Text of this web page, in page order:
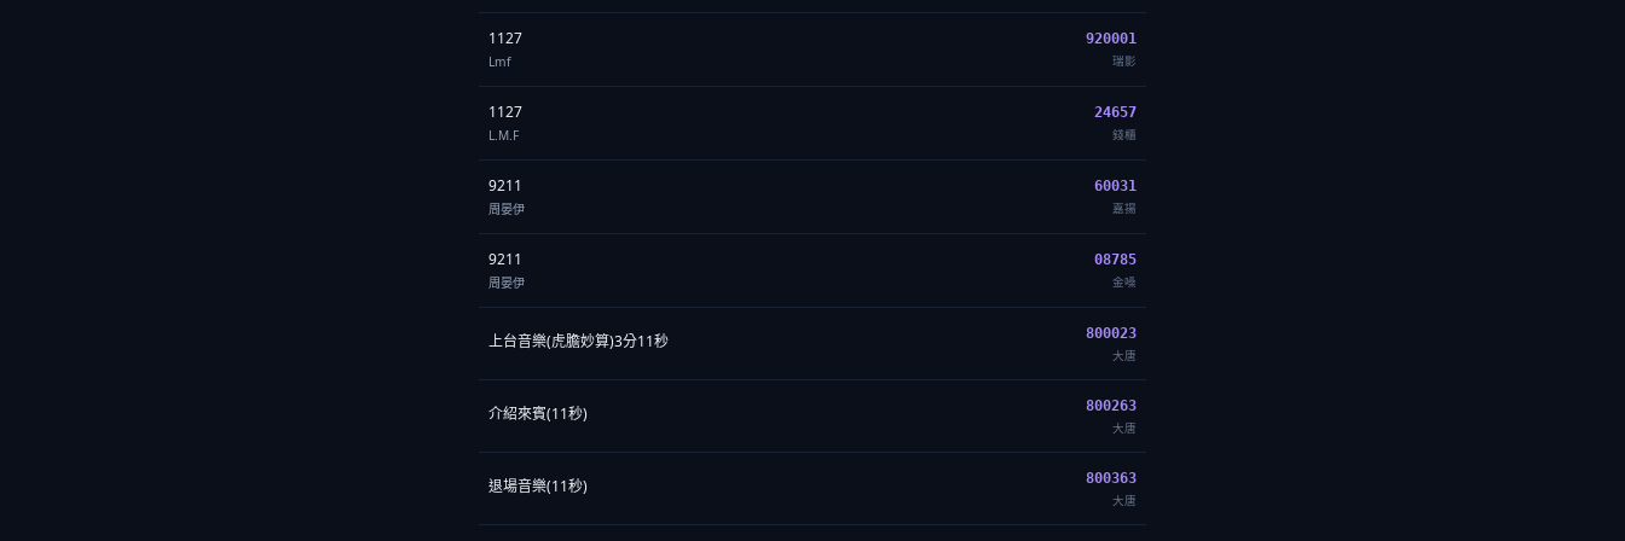
1127
Lmf
920001
瑞影
1127
L.M.F
24657
錢櫃
9211
周晏伊
60031
嘉揚
9211
周晏伊
08785
金嗓
上台音樂(虎膽妙算)3分11秒 800023
大唐
介紹來賓(11秒) 800263
大唐
退場音樂(11秒) 800363
大唐